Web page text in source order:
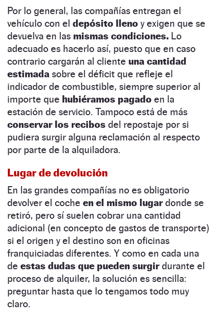
Por lo general, las compañías entregan el
vehículo con el depósito lleno y exigen que se
devuelva en las mismas condiciones. Lo
adecuado es hacerlo así, puesto que en caso
contrario cargarán al cliente una cantidad
estimada sobre el déficit que refleje el
indicador de combustible, siempre superior al
importe que hubiéramos pagado en la
estación de servicio. Tampoco está de más
conservar los recibos del repostaje por si
pudiera surgir alguna reclamación al respecto
por parte de la alquiladora.
Lugar de devolución
En las grandes compañías no es obligatorio
devolver el coche en el mismo lugardonde se
retiró, pero sí suelen cobrar una cantidad
adicional (en concepto de gastos de transporte)
si el origen y el destino son en oficinas
franquiciadas diferentes. Y como en cada una
de estas dudas que pueden surgirdurante el
proceso de alquiler, la solución es sencilla:
preguntar hasta que lo tengamos todo muy
claro.